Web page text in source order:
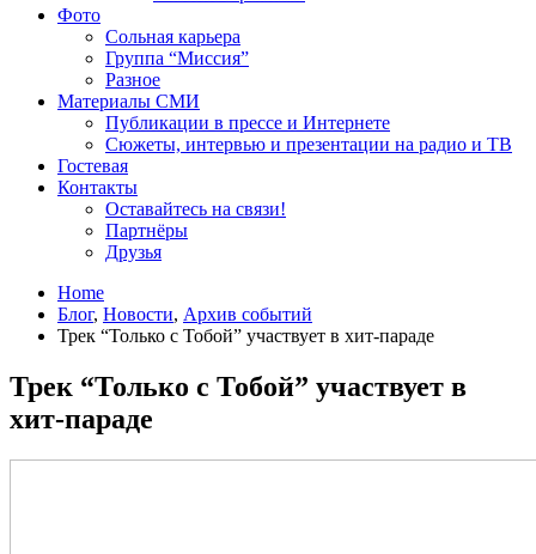
Фото
Сольная карьера
Группа “Миссия”
Разное
Материалы СМИ
Публикации в прессе и Интернете
Сюжеты, интервью и презентации на радио и ТВ
Гостевая
Контакты
Оставайтесь на связи!
Партнёры
Друзья
Home
Блог, Новости, Архив событий
Трек “Только с Тобой” участвует в хит-параде
Трек “Только с Тобой” участвует в
хит-параде